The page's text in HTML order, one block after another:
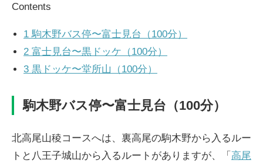
Contents
1 駒木野バス停〜富士見台（100分）
2 富士見台〜黒ドッケ（100分）
3 黒ドッケ〜堂所山（100分）
駒木野バス停〜富士見台（100分）
北高尾山稜コースへは、裏高尾の駒木野から入るルー
トと八王子城山から入るルートがありますが、「 高尾